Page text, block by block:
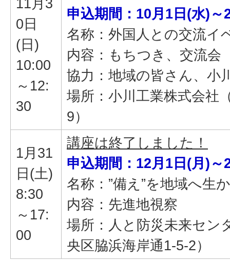
11月3
0日
(日)
10:00
～12:
30
申込期間：10月1日(水)～
名称：外国人との交流イ
内容：もちつき、交流会
協力：地域の皆さん、小
場所：小川工業株式会社
9）
1月31
日(土)
8:30
～17:
00
講座は終了しました！
申込期間：12月1日(月)～
名称：”備え”を地域へ生
内容：先進地視察
場所：人と防災未来セン
央区脇浜海岸通1-5-2）